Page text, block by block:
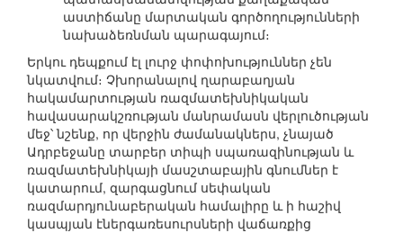
աստիճանը մարտական գործողությունների
նախաձեռնման պարագայում։
Երկու դեպքում էլ լուրջ փոփոխություններ չեն
նկատվում։ Չխորանալով ղարաբաղյան
հակամարտության ռազմատեխնիկական
հավասարակշռության մանրամասն վերլուծության
մեջ՝ նշենք, որ վերջին ժամանակներս, չնայած
Ադրբեջանը տարբեր տիպի սպառազինության և
ռազմատեխնիկայի մասշտաբային գնումներ է
կատարում, զարգացնում սեփական
ռազմարդյունաբերական համալիրը և ի հաշիվ
կասպյան էներգառեսուրսների վաճառքից